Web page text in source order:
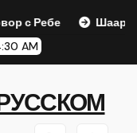
Шаар гайихуд
AM